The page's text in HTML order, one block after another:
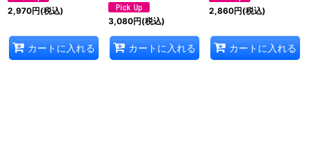
2,970円(税込)
カートに入れる
3,080円(税込)
カートに入れる
2,860円(税込)
カートに入れる